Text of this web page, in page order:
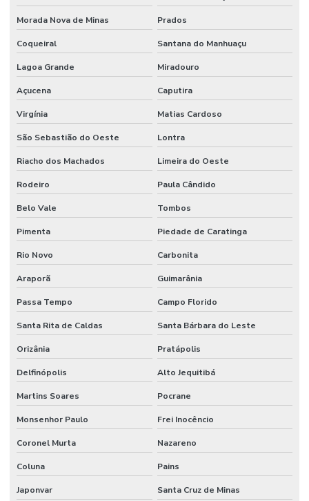
Morada Nova de Minas Prados
Coqueiral Santana do Manhuaçu
Lagoa Grande Miradouro
Açucena Caputira
Virgínia Matias Cardoso
São Sebastião do Oeste Lontra
Riacho dos Machados Limeira do Oeste
Rodeiro Paula Cândido
Belo Vale Tombos
Pimenta Piedade de Caratinga
Rio Novo Carbonita
Araporã Guimarânia
Passa Tempo Campo Florido
Santa Rita de Caldas Santa Bárbara do Leste
Orizânia Pratápolis
Delfinópolis Alto Jequitibá
Martins Soares Pocrane
Monsenhor Paulo Frei Inocêncio
Coronel Murta Nazareno
Coluna Pains
Japonvar Santa Cruz de Minas